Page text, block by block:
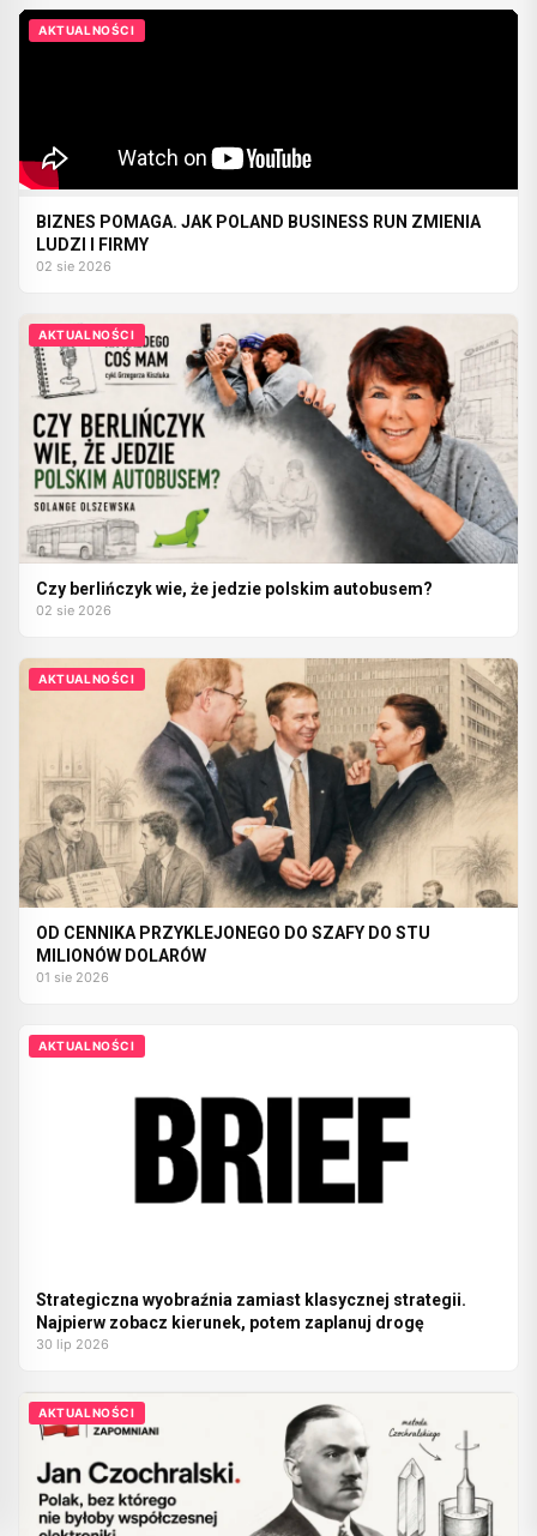
AKTUALNOŚCI
BIZNES POMAGA. JAK POLAND BUSINESS RUN ZMIENIA
LUDZI I FIRMY
02 sie 2026
AKTUALNOŚCI
Czy berlińczyk wie, że jedzie polskim autobusem?
02 sie 2026
AKTUALNOŚCI
OD CENNIKA PRZYKLEJONEGO DO SZAFY DO STU
MILIONÓW DOLARÓW
01 sie 2026
AKTUALNOŚCI
Strategiczna wyobraźnia zamiast klasycznej strategii.
Najpierw zobacz kierunek, potem zaplanuj drogę
30 lip 2026
AKTUALNOŚCI